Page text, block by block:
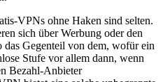
VPNs ohne Haken sind selten.
sich über Werbung oder den
das Gegenteil von dem, wofür ein
Stufe vor allem dann, wenn
Bezahl-Anbieter
3.8.2026